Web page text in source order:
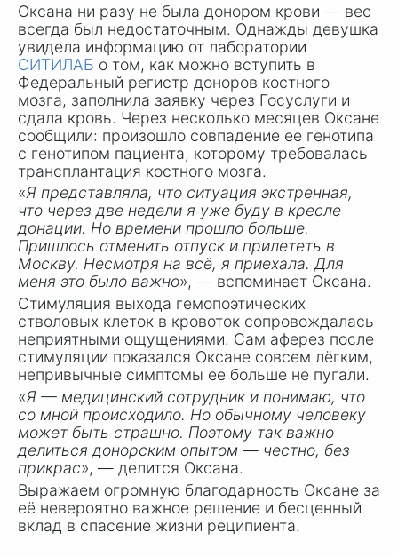
Оксана ни разу не была донором крови — вес
всегда был недостаточным. Однажды девушка
увидела информацию от лаборатории
СИТИЛАБ о том, как можно вступить в
Федеральный регистр доноров костного
мозга, заполнила заявку через Госуслуги и
сдала кровь. Через несколько месяцев Оксане
сообщили: произошло совпадение ее генотипа
с генотипом пациента, которому требовалась
трансплантация костного мозга.
«Я представляла, что ситуация экстренная,
что через две недели я уже буду в кресле
донации. Но времени прошло больше.
Пришлось отменить отпуск и прилететь в
Москву. Несмотря на всё, я приехала. Для
меня это было важно», — вспоминает Оксана.
Стимуляция выхода гемопоэтических
стволовых клеток в кровоток сопровождалась
неприятными ощущениями. Сам аферез после
стимуляции показался Оксане совсем лёгким,
непривычные симптомы ее больше не пугали.
«Я — медицинский сотрудник и понимаю, что
со мной происходило. Но обычному человеку
может быть страшно. Поэтому так важно
делиться донорским опытом — честно, без
прикрас», — делится Оксана.
Выражаем огромную благодарность Оксане за
её невероятно важное решение и бесценный
вклад в спасение жизни реципиента.